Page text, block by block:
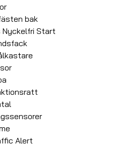
bak
Nyckelfri Start
Alert